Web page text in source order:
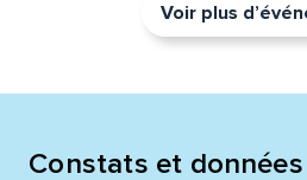
Voir plus
Constats et